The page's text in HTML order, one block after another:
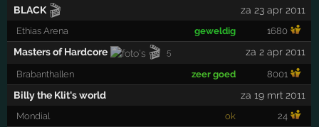
BLACK 🎬 za 23 apr 2011
Ethias Arena geweldig 1680
Masters of Hardcore 🎬 5 za 2 apr 2011
Brabanthallen zeer goed 8001
Billy the Klit's world za 19 mrt 2011
Mondial ok 24